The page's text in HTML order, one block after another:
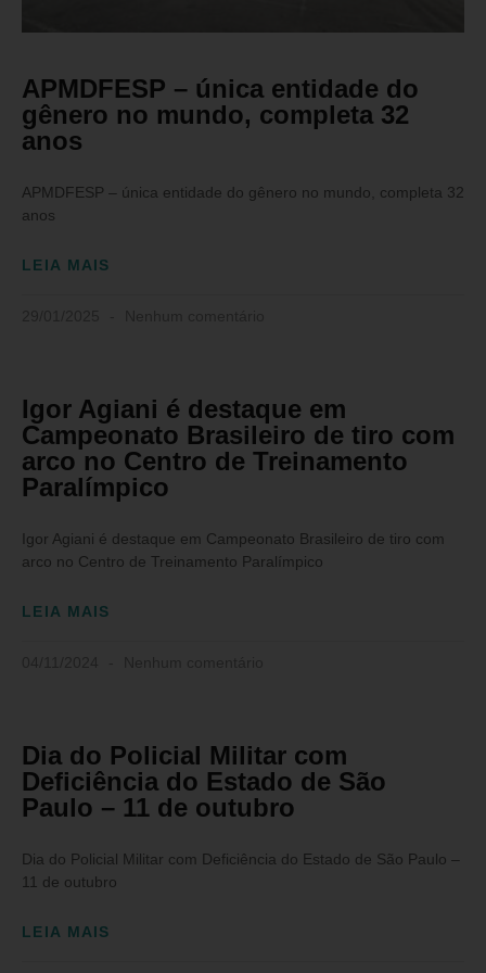
APMDFESP – única entidade do
gênero no mundo, completa 32
anos
APMDFESP – única entidade do gênero no mundo, completa 32
anos
LEIA MAIS
Igor Agiani é destaque em
Campeonato Brasileiro de tiro com
arco no Centro de Treinamento
Paralímpico
Igor Agiani é destaque em Campeonato Brasileiro de tiro com
arco no Centro de Treinamento Paralímpico
LEIA MAIS
Dia do Policial Militar com
Deficiência do Estado de São
Paulo – 11 de outubro
Dia do Policial Militar com Deficiência do Estado de São Paulo –
11 de outubro
LEIA MAIS